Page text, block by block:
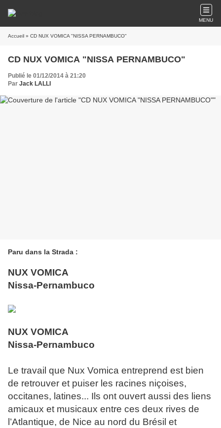
MENU
Accueil » CD NUX VOMICA "NISSA PERNAMBUCO"
CD NUX VOMICA "NISSA PERNAMBUCO"
Publié le 01/12/2014 à 21:20
Par Jack LALLI
Paru dans la Strada :
NUX VOMICA
Nissa-Pernambuco
NUX VOMICA
Nissa-Pernambuco
Le travail que Nux Vomica entreprend est bien
de retrouver et puiser les racines niçoises,
occitanes, latines... Ils ont ouvert aussi des liens
amicaux et musicaux entre ces deux rives de
l’Atlantique, de Nice au nord du Brésil et